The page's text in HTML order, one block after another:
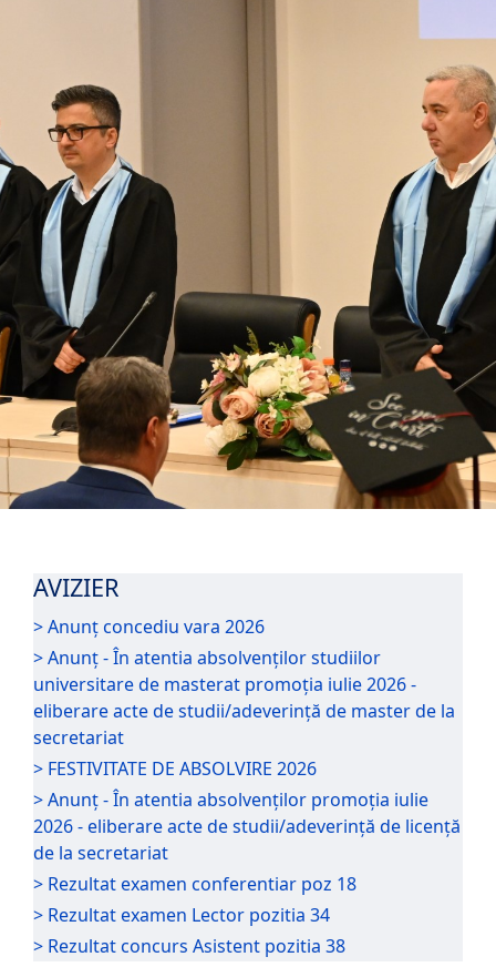
AVIZIER
> Anunț concediu vara 2026
> Anunț - În atentia absolvenților studiilor
universitare de masterat promoția iulie 2026 -
eliberare acte de studii/adeverință de master de la
secretariat
> FESTIVITATE DE ABSOLVIRE 2026
> Anunț - În atentia absolvenților promoția iulie
2026 - eliberare acte de studii/adeverință de licență
de la secretariat
> Rezultat examen conferentiar poz 18
> Rezultat examen Lector pozitia 34
> Rezultat concurs Asistent pozitia 38